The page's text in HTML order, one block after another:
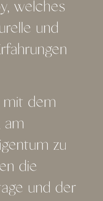
welches
und
mit dem
am
zu
die
und der